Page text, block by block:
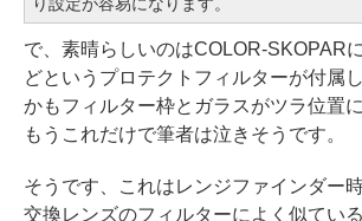
で、素晴らしいのはCOLOR-SKOPAR
どというプロテクトフィルターが付属
かもフィルター枠とガラスがツラ位置
もうこれだけで筆者は泣きそうです。
そうです、これはレンジファインダー
交換レンズのフィルターによく似てい